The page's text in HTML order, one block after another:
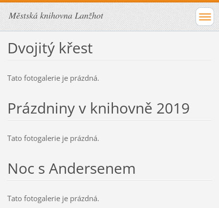
Městská knihovna Lanžhot
Dvojitý křest
Tato fotogalerie je prázdná.
Prázdniny v knihovně 2019
Tato fotogalerie je prázdná.
Noc s Andersenem
Tato fotogalerie je prázdná.